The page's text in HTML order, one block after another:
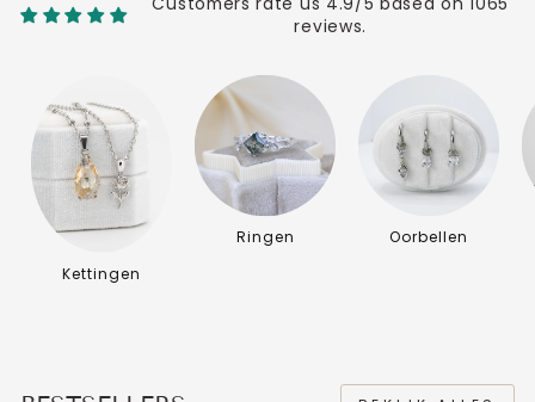
reviews.
Kettingen
Ringen Oorbellen